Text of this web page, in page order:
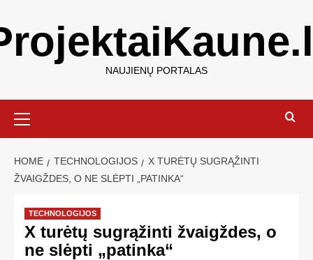
NAUJIENŲ PORTALAS
HOME TECHNOLOGIJOS
X TURĖTŲ SUGRĄŽINTI
ŽVAIGŽDES, O NE SLĖPTI „PATINKA“
TECHNOLOGIJOS
X turėtų sugrąžinti žvaigždes, o
ne slėpti „patinka“